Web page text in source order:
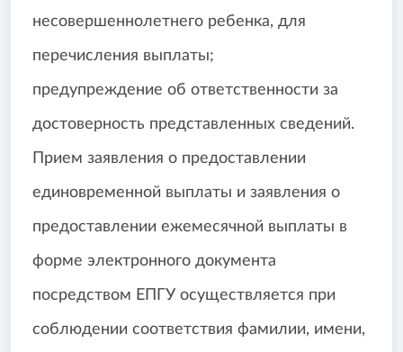
несовершеннолетнего ребенка, для
перечисления выплаты;
предупреждение об ответственности за
достоверность представленных сведений.
Прием заявления о предоставлении
единовременной выплаты и заявления о
предоставлении ежемесячной выплаты в
форме электронного документа
посредством ЕПГУ осуществляется при
соблюдении соответствия фамилии, имени,